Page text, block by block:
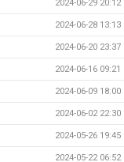
2024-06-29 20:12
2024-06-28 13:13
2024-06-20 23:37
2024-06-16 09:21
2024-06-09 18:00
2024-06-02 22:30
2024-05-26 19:45
2024-05-22 06:52